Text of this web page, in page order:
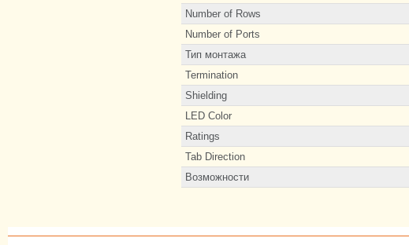
Number of Rows
Number of Ports
Тип монтажа
Termination
Shielding
LED Color
Ratings
Tab Direction
Возможности